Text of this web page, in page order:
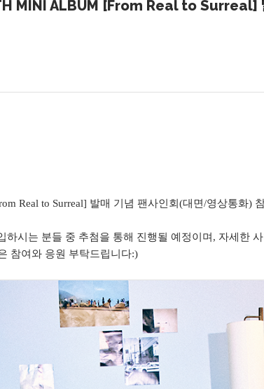
MINI ALBUM [From Real to Surreal]
Real to Surreal] 발매 기념 팬사인회(대면/영상통화)
하시는 분들 중 추첨을 통해 진행될 예정이며, 자세한
참여와 응원 부탁드립니다:)